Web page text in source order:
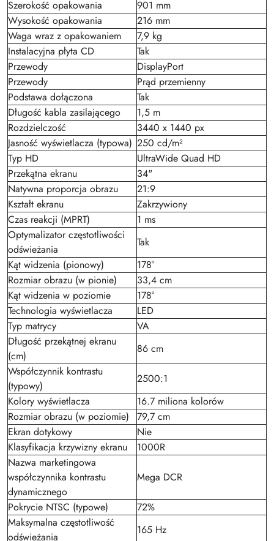
Szerokość opakowania
901 mm
Wysokość opakowania
216 mm
Waga wraz z opakowaniem
7,9 kg
Instalacyjna płyta CD
Tak
Przewody
DisplayPort
Przewody
Prąd przemienny
Podstawa dołączona
Tak
Długość kabla zasilającego
1,5 m
Rozdzielczość
3440 x 1440 px
Jasność wyświetlacza (typowa) 250 cd/m²
Typ HD
UltraWide Quad HD
Przekątna ekranu
34"
Natywna proporcja obrazu
21:9
Kształt ekranu
Zakrzywiony
Czas reakcji (MPRT)
1 ms
Optymalizator częstotliwości
odświeżania
Tak
Kąt widzenia (pionowy)
178°
Rozmiar obrazu (w pionie)
33,4 cm
Kąt widzenia w poziomie
178°
Technologia wyświetlacza
LED
Typ matrycy
VA
Długość przekątnej ekranu
(cm)
86 cm
Współczynnik kontrastu
(typowy)
2500:1
Kolory wyświetlacza
16.7 miliona kolorów
Rozmiar obrazu (w poziomie)
79,7 cm
Ekran dotykowy
Nie
Klasyfikacja krzywizny ekranu
1000R
Nazwa marketingowa
współczynnika kontrastu
dynamicznego
Mega DCR
Pokrycie NTSC (typowe)
72%
Maksymalna częstotliwość
odświeżania
165 Hz